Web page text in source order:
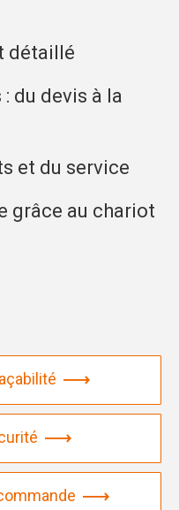
détaillé
du devis à la
et du service
grâce au chariot